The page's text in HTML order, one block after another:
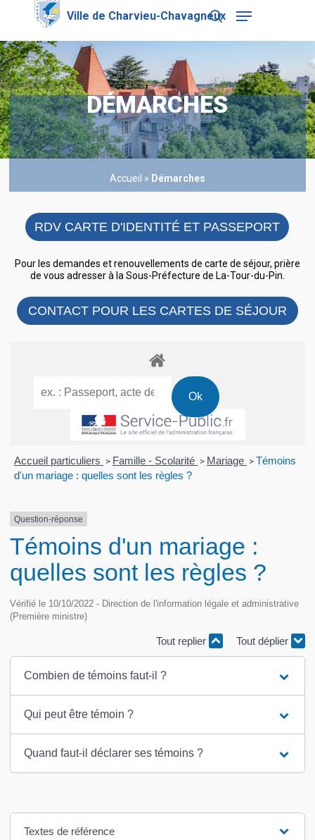
content
search
Menu
DÉMARCHES
Accueil » Démarches
RDV CARTE D'IDENTITÉ ET PASSEPORT
Pour les demandes et renouvellements de carte de séjour, prière
de vous adresser à la Sous-Préfecture de La-Tour-du-Pin.
CONTACT POUR LES CARTES DE SÉJOUR
Accueil particuliers > Famille - Scolarité > Mariage > Témoins
d'un mariage : quelles sont les règles ?
Question-réponse
Témoins d'un mariage :
quelles sont les règles ?
Vérifié le 10/10/2022 - Direction de l'information légale et administrative
(Première ministre)
Tout replier Tout déplier
Combien de témoins faut-il ?
Qui peut être témoin ?
Quand faut-il déclarer ses témoins ?
Textes de référence
Close